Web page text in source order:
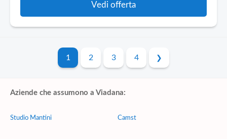
Vedi offerta
1 2 3 4
Aziende che assumono a Viadana:
Studio Mantini Camst